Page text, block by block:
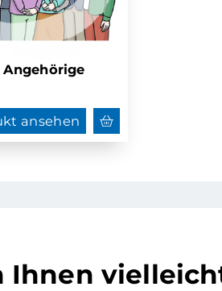
Angehörige
ansehen
Ihnen